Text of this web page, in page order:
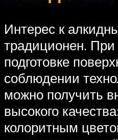
Интерес к
традиционен.
подготовке
соблюдении
можно получить
высокого
колоритным